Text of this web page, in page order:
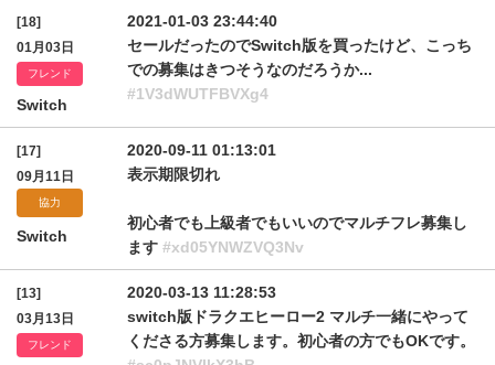
[18]
01月03日
フレンド
Switch
2021-01-03 23:44:40
セールだったのでSwitch版を買ったけど、こっち
での募集はきつそうなのだろうか...
#1V3dWUTFBVXg4
[17]
09月11日
協力
Switch
2020-09-11 01:13:01
表示期限切れ
初心者でも上級者でもいいのでマルチフレ募集し
ます #xd05YNWZVQ3Nv
[13]
03月13日
フレンド
2020-03-13 11:28:53
switch版ドラクエヒーロー2 マルチ一緒にやって
くださる方募集します。初心者の方でもOKです。